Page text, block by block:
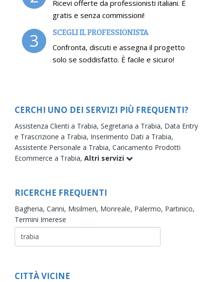
Ricevi offerte da professionisti italiani. È
gratis e senza commissioni!
3 SCEGLI IL PROFESSIONISTA
Confronta, discuti e assegna il progetto
solo se soddisfatto. È facile e sicuro!
CERCHI UNO DEI SERVIZI PIÙ FREQUENTI?
Assistenza Clienti a Trabia, Segretaria a Trabia, Data Entry
e Trascrizione a Trabia, Inserimento Dati a Trabia,
Assistente Personale a Trabia, Caricamento Prodotti
Ecommerce a Trabia, Altri servizi
RICERCHE FREQUENTI
Bagheria, Carini, Misilmeri, Monreale, Palermo, Partinico,
Termini Imerese
CITTÀ VICINE